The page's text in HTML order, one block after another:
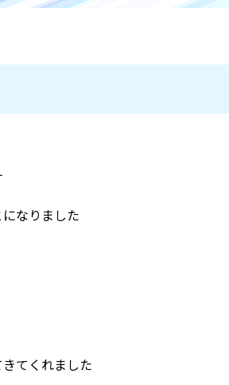
なりました
てくれました